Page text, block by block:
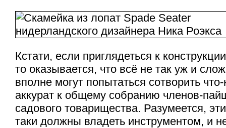
Кстати, если приглядеться к
то оказывается, что всё не так уж и
вполне могут попытаться сотворить
аккурат к общему собранию членов-
садового товарищества. Разумеется,
таки должны владеть инструментом, и